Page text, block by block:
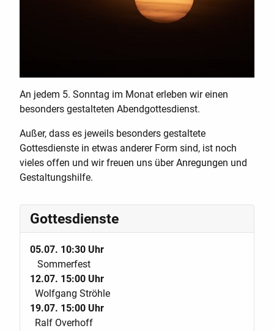
An jedem 5. Sonntag im Monat erleben wir einen
besonders gestalteten Abendgottesdienst.
Außer, dass es jeweils besonders gestaltete
Gottesdienste in etwas anderer Form sind, ist noch
vieles offen und wir freuen uns über Anregungen und
Gestaltungshilfe.
Gottesdienste
05.07. 10:30 Uhr
Sommerfest
12.07. 15:00 Uhr
Wolfgang Ströhle
19.07. 15:00 Uhr
Ralf Overhoff